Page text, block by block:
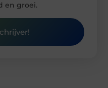
en groei.